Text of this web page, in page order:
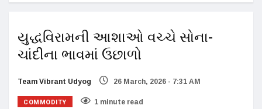
યુદ્ધવિરામની આશાઓ વચ્ચે સોના-
ચાંદીના ભાવમાં ઉછાળો
Team Vibrant Udyog 26 March, 2026 - 7:31 AM
COMMODITY 1 minute read